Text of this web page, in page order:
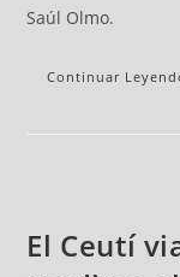
Saúl Olmo.
Continuar
El Ceutí